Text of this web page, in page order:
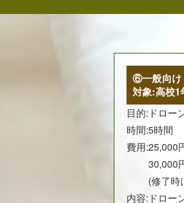
⑥一般向け
対象:高校1
目的: ドロー
時間:5時間
費用:25,000
30,000
(修了時
内容:ドロー